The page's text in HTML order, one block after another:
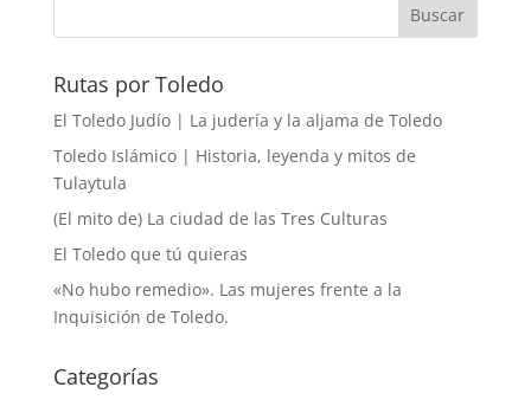
Rutas por Toledo
El Toledo Judío | La judería y la aljama de Toledo
Toledo Islámico | Historia, leyenda y mitos de
Tulaytula
(El mito de) La ciudad de las Tres Culturas
El Toledo que tú quieras
«No hubo remedio». Las mujeres frente a la
Inquisición de Toledo.
Categorías